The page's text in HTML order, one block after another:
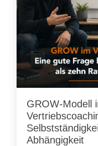
GROW-Modell
Abhängigkeit